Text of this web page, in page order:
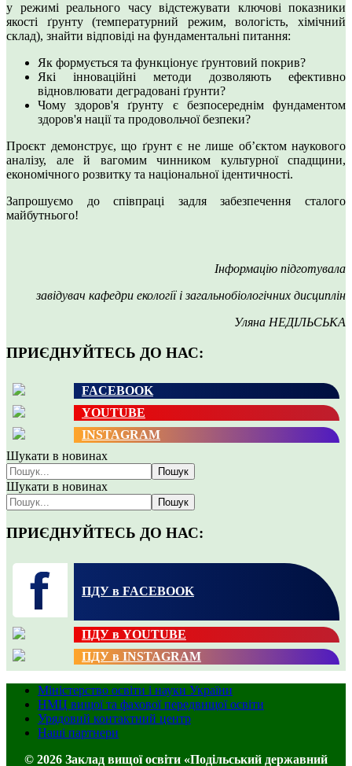
у режимі реального часу відстежувати ключові показники
якості ґрунту (температурний режим, вологість, хімічний
склад), знайти відповіді на фундаментальні питання:
Як формується та функціонує ґрунтовий покрив?
Які інноваційні методи дозволяють ефективно
відновлювати деградовані ґрунти?
Чому здоров'я ґрунту є безпосереднім фундаментом
здоров'я нації та продовольчої безпеки?
Проєкт демонструє, що ґрунт є не лише об’єктом наукового
аналізу, але й вагомим чинником культурної спадщини,
економічного розвитку та національної ідентичності.
Запрошуємо до співпраці задля забезпечення сталого
майбутнього!
Інформацію підготувала
завідувач кафедри екології і загальнобіологічних дисциплін
Уляна НЕДІЛЬСЬКА
ПРИЄДНУЙТЕСЬ ДО НАС:
FACEBOOK
YOUTUBE
INSTAGRAM
Шукати в новинах
Пошук
Шукати в новинах
Пошук
ПРИЄДНУЙТЕСЬ ДО НАС:
ПДУ в FACEBOOK
ПДУ в YOUTUBE
ПДУ в INSTAGRAM
Міністерство освіти і науки України
НМЦ вищої та фахової передвищої освіти
Урядовий контактний центр
Наші партнери
© 2026 Заклад вищої освіти «Подільський державний